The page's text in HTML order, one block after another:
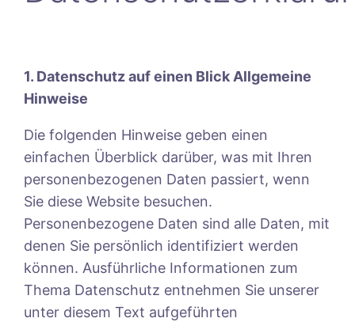
1. Datenschutz auf einen Blick Allgemeine
Hinweise
Die folgenden Hinweise geben einen
einfachen Überblick darüber, was mit Ihren
personenbezogenen Daten passiert, wenn
Sie diese Website besuchen.
Personenbezogene Daten sind alle Daten, mit
denen Sie persönlich identifiziert werden
können. Ausführliche Informationen zum
Thema Datenschutz entnehmen Sie unserer
unter diesem Text aufgeführten